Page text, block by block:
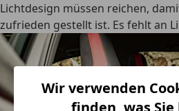
Wir verwenden
Lichtdesign müssen reichen,
zufrieden gestellt ist. Es fehlt an